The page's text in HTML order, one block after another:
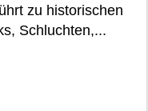
zu historischen
Schluchten,...